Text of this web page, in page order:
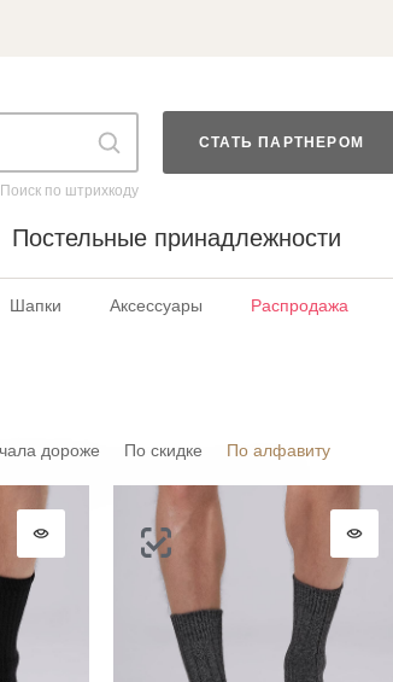
Поиск по штрихкоду
СТАТЬ ПАРТНЕРОМ
Постельные принадлежности
Шапки Аксессуары Распродажа
дороже По скидке По алфавиту